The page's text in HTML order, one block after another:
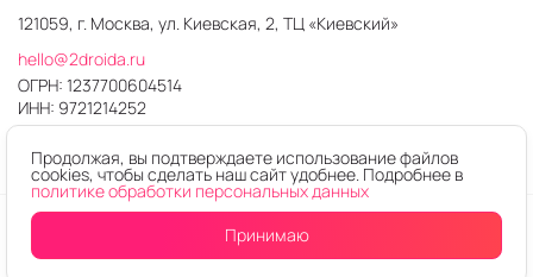
121059, г. Москва, ул. Киевская, 2, ТЦ «Киевский»
hello@2droida.ru
ОГРН: 1237700604514
ИНН: 9721214252
© 2026. Любое использование контента без письменного
Интернет-магазин электроники 2DROIDA
Продолжая, вы подтверждаете использование файлов
cookies, чтобы сделать наш сайт удобнее. Подробнее в
политике обработки персональных данных
Принимаю